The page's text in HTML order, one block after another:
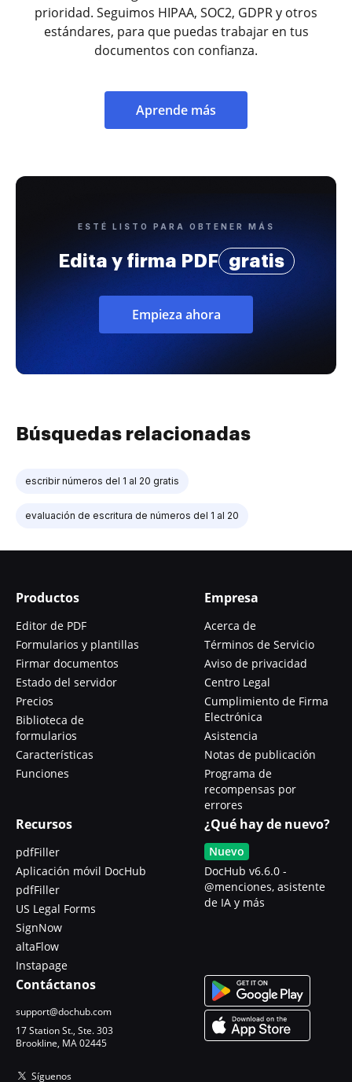
prioridad. Seguimos HIPAA, SOC2, GDPR y otros
estándares, para que puedas trabajar en tus
documentos con confianza.
Aprende más
ESTÉ LISTO PARA OBTENER MÁS
Edita y firma PDF gratis
Empieza ahora
Búsquedas relacionadas
escribir números del 1 al 20 gratis
evaluación de escritura de números del 1 al 20
Productos
Editor de PDF
Formularios y plantillas
Firmar documentos
Estado del servidor
Precios
Biblioteca de
formularios
Características
Funciones
Empresa
Acerca de
Términos de Servicio
Aviso de privacidad
Centro Legal
Cumplimiento de Firma
Electrónica
Asistencia
Notas de publicación
Programa de
recompensas por
errores
Recursos
pdfFiller
Aplicación móvil DocHub
pdfFiller
US Legal Forms
SignNow
altaFlow
Instapage
¿Qué hay de nuevo?
Nuevo
DocHub v6.6.0 -
@menciones, asistente
de IA y más
Contáctanos
support@dochub.com
17 Station St., Ste. 303
Brookline, MA 02445
Síguenos